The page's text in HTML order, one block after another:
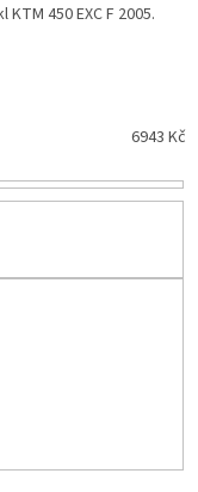
450 EXC F 2005.
6943 Kč